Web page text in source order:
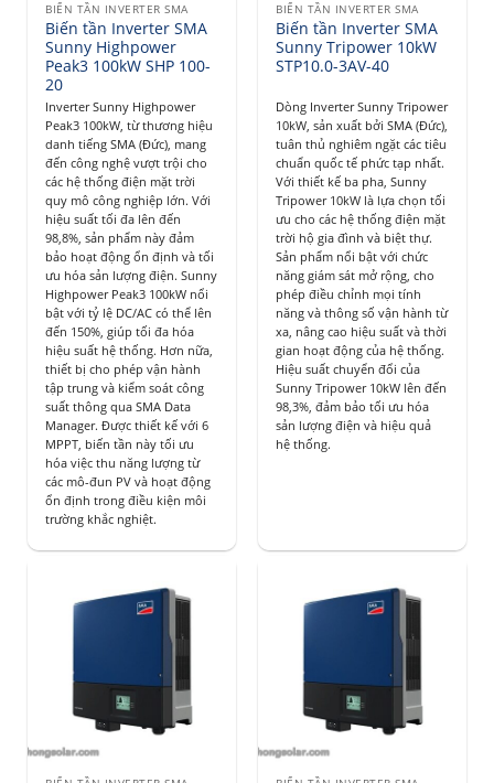
BIẾN TẦN INVERTER SMA
Biến tần Inverter SMA
Sunny Highpower
Peak3 100kW SHP 100-
20
Inverter Sunny Highpower
Peak3 100kW, từ thương hiệu
danh tiếng SMA (Đức), mang
đến công nghệ vượt trội cho
các hệ thống điện mặt trời
quy mô công nghiệp lớn. Với
hiệu suất tối đa lên đến
98,8%, sản phẩm này đảm
bảo hoạt động ổn định và tối
ưu hóa sản lượng điện. Sunny
Highpower Peak3 100kW nổi
bật với tỷ lệ DC/AC có thể lên
đến 150%, giúp tối đa hóa
hiệu suất hệ thống. Hơn nữa,
thiết bị cho phép vận hành
tập trung và kiểm soát công
suất thông qua SMA Data
Manager. Được thiết kế với 6
MPPT, biến tần này tối ưu
hóa việc thu năng lượng từ
các mô-đun PV và hoạt động
ổn định trong điều kiện môi
trường khắc nghiệt.
BIẾN TẦN INVERTER SMA
Biến tần Inverter SMA
Sunny Tripower 10kW
STP10.0-3AV-40
Dòng Inverter Sunny Tripower
10kW, sản xuất bởi SMA (Đức),
tuân thủ nghiêm ngặt các tiêu
chuẩn quốc tế phức tạp nhất.
Với thiết kế ba pha, Sunny
Tripower 10kW là lựa chọn tối
ưu cho các hệ thống điện mặt
trời hộ gia đình và biệt thự.
Sản phẩm nổi bật với chức
năng giám sát mở rộng, cho
phép điều chỉnh mọi tính
năng và thông số vận hành từ
xa, nâng cao hiệu suất và thời
gian hoạt động của hệ thống.
Hiệu suất chuyển đổi của
Sunny Tripower 10kW lên đến
98,3%, đảm bảo tối ưu hóa
sản lượng điện và hiệu quả
hệ thống.